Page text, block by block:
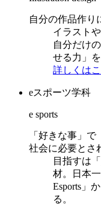
自分の作品作り
イラスト
自分だけ
せる力」
詳しくは
eスポーツ学科
e sports
「好きな事」で
社会に必要とさ
目指すは
材。日本
Esports」
る。